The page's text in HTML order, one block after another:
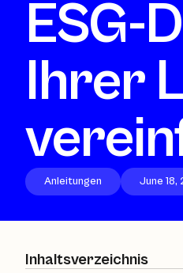
ESG-
Ihrer
Anleitungen June 18,
Inhaltsverzeichnis